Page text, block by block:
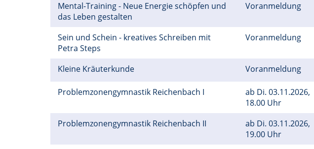
Mental-Training - Neue Energie schöpfen und
das Leben gestalten
Voranmeldung
Sein und Schein - kreatives Schreiben mit
Petra Steps
Voranmeldung
Kleine Kräuterkunde Voranmeldung
Problemzonengymnastik Reichenbach I ab Di. 03.11.2026,
18.00 Uhr
Problemzonengymnastik Reichenbach II ab Di. 03.11.2026,
19.00 Uhr